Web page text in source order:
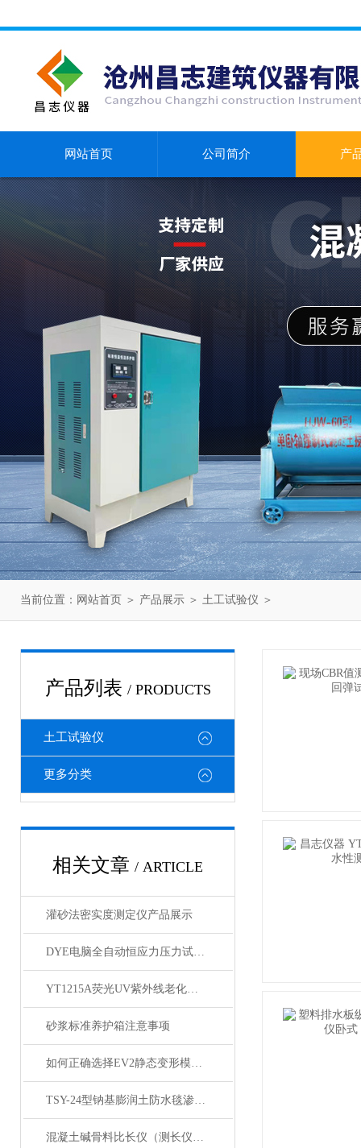
网站首页 公司简介 产
当前位置： 网站首页 ＞ 产品展示 ＞ 土工试验仪 ＞
产品列表 / PRODUCTS
土工试验仪
更多分类
相关文章 / ARTICLE
灌砂法密实度测定仪产品展示
DYE电脑全自动恒应力压力试验机 产品展示
YT1215A荧光UV紫外线老化箱产品简介
砂浆标准养护箱注意事项
如何正确选择EV2静态变形模量测试仪设备？
TSY-24型钠基膨润土防水毯渗透系数测定仪产品简介
混凝土碱骨料比长仪（测长仪）产品展示